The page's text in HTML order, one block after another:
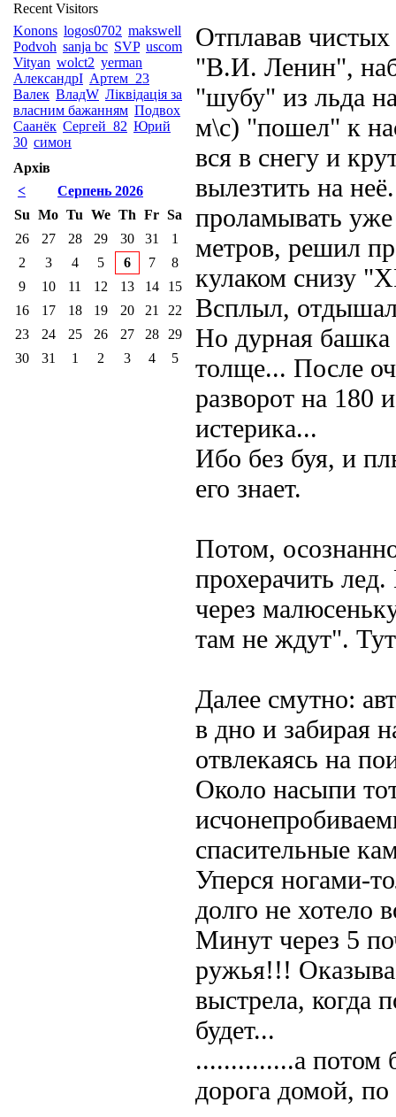
Отплавав
"В.И. Ленин",
"шубу" из льда
м\с) "пошел" к
вся в снегу и
вылезтить на
проламывать
метров, решил
кулаком снизу
Всплыл,
Но дурная башка
толще... После
разворот на
истерика...
Ибо без буя, и
его знает.
Потом,
прохерачить
через
там не ждут".
Далее смутно:
в дно и забирая
отвлекаясь на
Около насыпи
спасительные
Уперся ногами-
долго не хотело
Минут через 5
ружья!!!
выстрела, когда
будет...
..............а потом
дорога домой,
Recent Visitors
Konons logos0702 makswell
Podvoh sanja bc SVP uscom
Vityan wolct2 yerman
АлександрI Артем_23
Валек ВладW Ліквідація за
власним бажанням Подвоx
Саанёк Сергей_82 Юрий
30 симон
Архів
<
Серпень 2026
Su Mo Tu We Th Fr Sa
26
27 28 29 30 31
1
2
3 4 5 6 7
8
9
10 11 12 13 14
15
16
17 18 19 20 21
22
23
24 25 26 27 28
29
30
31 1 2 3 4 5